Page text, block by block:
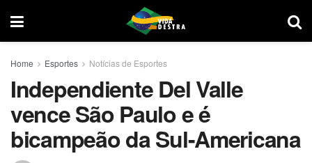
Home Esportes Notícias de Esportes
Independiente Del Valle
vence São Paulo e é
bicampeão da Sul-Americana